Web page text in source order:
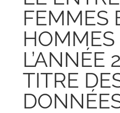
FEMMES
HOMMES
L’ANNÉE
TITRE